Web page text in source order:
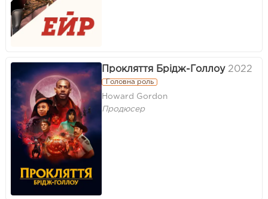
Прокляття Брідж-Голлоу 2022
Головна роль
Howard Gordon
Продюсер